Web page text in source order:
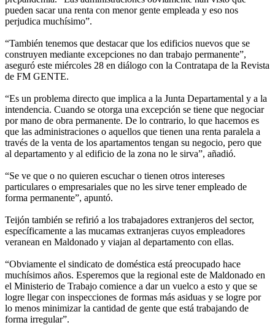
pueden sacar una renta con menor gente empleada y eso nos
perjudica muchísimo”.
“También tenemos que destacar que los edificios nuevos que se
construyen mediante excepciones no dan trabajo permanente”,
aseguró este miércoles 28 en diálogo con la Contratapa de la Revista
de FM GENTE.
“Es un problema directo que implica a la Junta Departamental y a la
intendencia. Cuando se otorga una excepción se tiene que negociar
por mano de obra permanente. De lo contrario, lo que hacemos es
que las administraciones o aquellos que tienen una renta paralela a
través de la venta de los apartamentos tengan su negocio, pero que
al departamento y al edificio de la zona no le sirva”, añadió.
“Se ve que o no quieren escuchar o tienen otros intereses
particulares o empresariales que no les sirve tener empleado de
forma permanente”, apuntó.
Teijón también se refirió a los trabajadores extranjeros del sector,
específicamente a las mucamas extranjeras cuyos empleadores
veranean en Maldonado y viajan al departamento con ellas.
“Obviamente el sindicato de doméstica está preocupado hace
muchísimos años. Esperemos que la regional este de Maldonado en
el Ministerio de Trabajo comience a dar un vuelco a esto y que se
logre llegar con inspecciones de formas más asiduas y se logre por
lo menos minimizar la cantidad de gente que está trabajando de
forma irregular”.